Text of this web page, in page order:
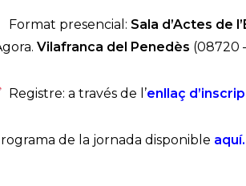
Format presencial: Sala d’Actes de
Vilafranca del Penedès (08720
Registre: a través de l’enllaç
de la jornada disponible aquí.